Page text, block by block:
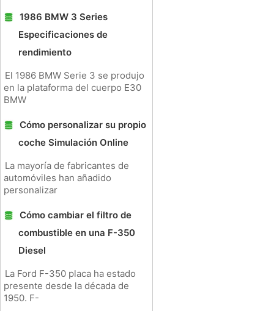
1986 BMW 3 Series
Especificaciones de
rendimiento
El 1986 BMW Serie 3 se produjo
en la plataforma del cuerpo E30
BMW
Cómo personalizar su propio
coche Simulación Online
La mayoría de fabricantes de
automóviles han añadido
personalizar
Cómo cambiar el filtro de
combustible en una F-350
Diesel
La Ford F-350 placa ha estado
presente desde la década de
1950. F-